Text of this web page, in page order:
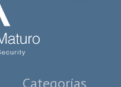
Categorías